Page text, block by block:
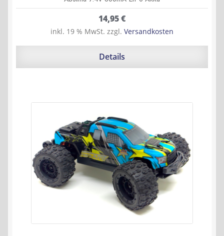
14,95€
inkl. 19 % MwSt. zzgl. Versandkosten
Details